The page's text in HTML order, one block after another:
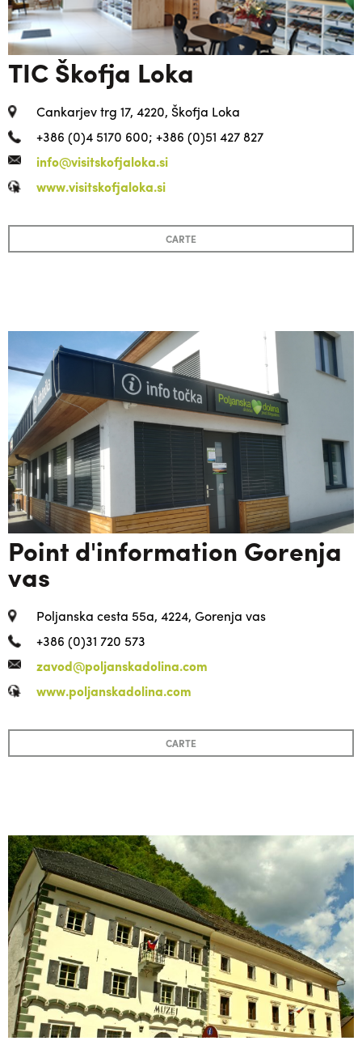
TIC Škofja Loka
Cankarjev trg 17, 4220, Škofja Loka
+386 (0)4 5170 600; +386 (0)51 427 827
info@visitskofjaloka.si
www.visitskofjaloka.si
CARTE
Point d'information Gorenja
vas
Poljanska cesta 55a, 4224, Gorenja vas
+386 (0)31 720 573
zavod@poljanskadolina.com
www.poljanskadolina.com
CARTE